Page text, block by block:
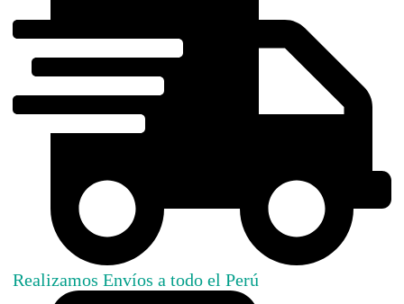
Realizamos Envíos a todo el Perú